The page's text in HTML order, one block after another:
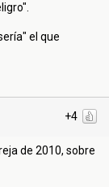
el que
+4
de 2010, sobre